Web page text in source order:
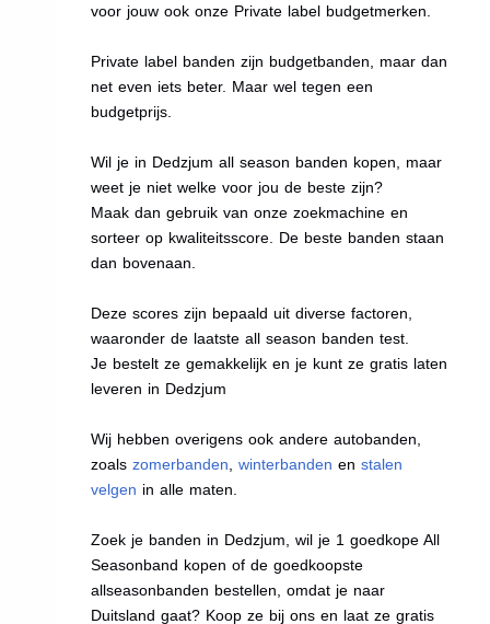
voor jouw ook onze Private label budgetmerken.
Private label banden zijn budgetbanden, maar dan
net even iets beter. Maar wel tegen een
budgetprijs.
Wil je in Dedzjum all season banden kopen, maar
weet je niet welke voor jou de beste zijn?
Maak dan gebruik van onze zoekmachine en
sorteer op kwaliteitsscore. De beste banden staan
dan bovenaan.
Deze scores zijn bepaald uit diverse factoren,
waaronder de laatste all season banden test.
Je bestelt ze gemakkelijk en je kunt ze gratis laten
leveren in Dedzjum
Wij hebben overigens ook andere autobanden,
zoalszomerbanden ,winterbanden enstalen
velgen in alle maten.
Zoek je banden in Dedzjum, wil je 1 goedkope All
Seasonband kopen of de goedkoopste
allseasonbanden bestellen, omdat je naar
Duitsland gaat? Koop ze bij ons en laat ze gratis